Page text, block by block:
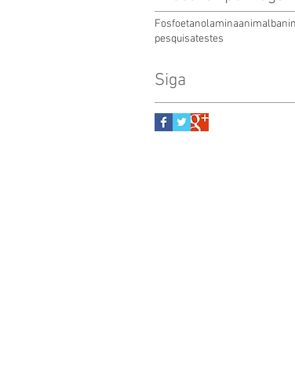
Fosfoetanolaminaanimal
pesquisatestes
Siga